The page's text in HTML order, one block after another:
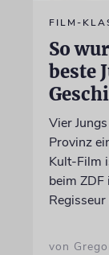
FILM-
So
beste
Vier
Provinz
Kult-Film
beim
von